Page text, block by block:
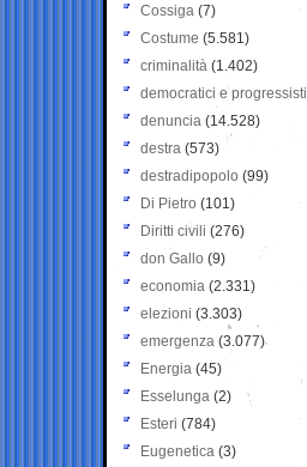
Cossiga (7)
Costume (5.581)
criminalità (1.402)
democratici e progressisti
denuncia (14.528)
destra (573)
destradipopolo (99)
Di Pietro (101)
Diritti civili (276)
don Gallo (9)
economia (2.331)
elezioni (3.303)
emergenza (3.077)
Energia (45)
Esselunga (2)
Esteri (784)
Eugenetica (3)